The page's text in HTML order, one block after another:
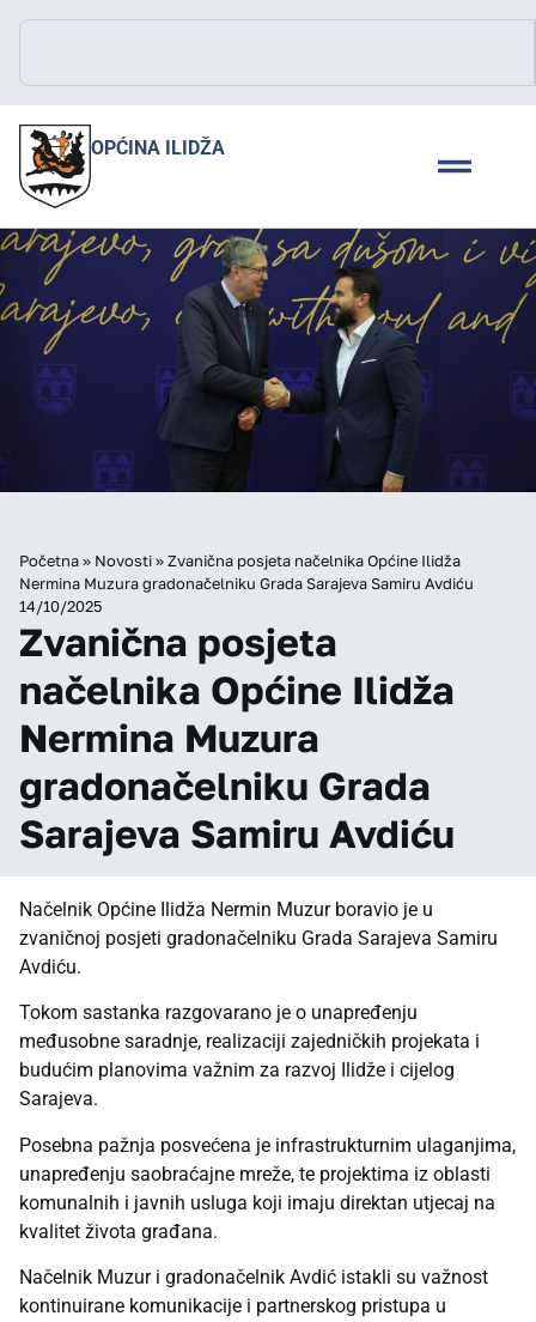
OPĆINA ILIDŽA
Početna» Novosti»Zvanična posjeta načelnika Općine Ilidža
Nermina Muzura gradonačelniku Grada Sarajeva Samiru Avdiću
14/10/2025
Zvanična posjeta
načelnika Općine Ilidža
Nermina Muzura
gradonačelniku Grada
Sarajeva Samiru Avdiću
Načelnik Općine Ilidža Nermin Muzur boravio je u
zvaničnoj posjeti gradonačelniku Grada Sarajeva Samiru
Avdiću.
Tokom sastanka razgovarano je o unapređenju
međusobne saradnje, realizaciji zajedničkih projekata i
budućim planovima važnim za razvoj Ilidže i cijelog
Sarajeva.
Posebna pažnja posvećena je infrastrukturnim ulaganjima,
unapređenju saobraćajne mreže, te projektima iz oblasti
komunalnih i javnih usluga koji imaju direktan utjecaj na
kvalitet života građana.
Načelnik Muzur i gradonačelnik Avdić istakli su važnost
kontinuirane komunikacije i partnerskog pristupa u